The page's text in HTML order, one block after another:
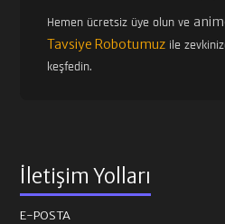
Hemen ücretsiz üye olun ve
Tavsiye Robotumuz ile
keşfedin.
İletişim Yolları
E-POSTA